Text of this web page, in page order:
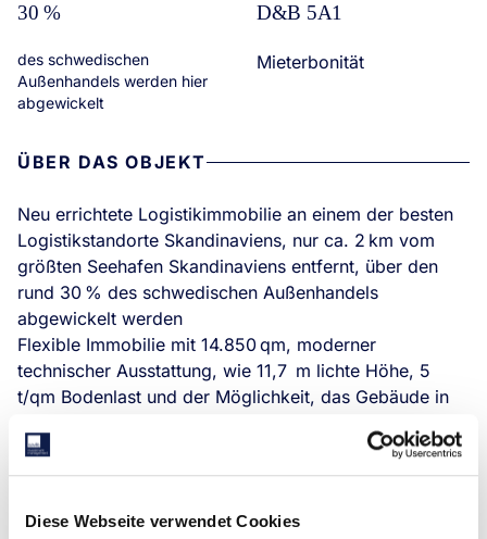
Diese Webseite verwendet Cookies
30 %
des schwedischen
Außenhandels werden hier
abgewickelt
D&B 5A1
Mieterbonität
ÜBER DAS OBJEKT
Neu errichtete Logistikimmobilie an einem der besten
Logistikstandorte Skandinaviens, nur ca. 2 km vom
größten Seehafen Skandinaviens entfernt, über den
rund 30 % des schwedischen Außenhandels
abgewickelt werden
Flexible Immobilie mit 14.850 qm, moderner
technischer Ausstattung, wie 11,7 m lichte Höhe, 5
t/qm Bodenlast und der Möglichkeit, das Gebäude in
BREEAM-Zertifizierung mit der Bewertung Excellent